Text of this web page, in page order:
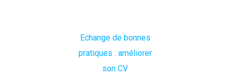
Echange de bonnes
pratiques : améliorer
son CV